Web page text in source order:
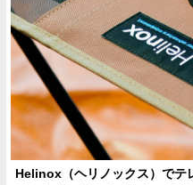
Helinox（ヘリノックス）でテ